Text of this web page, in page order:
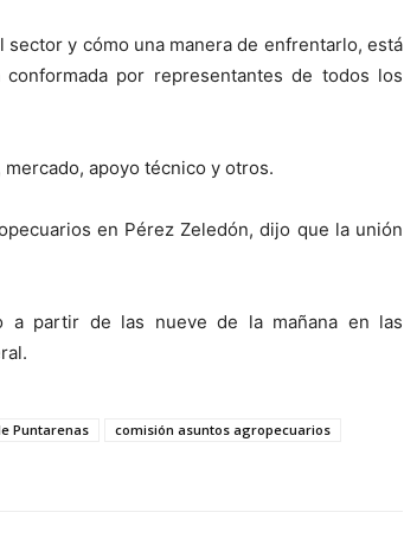
y cómo una manera de enfrentarlo, está
por representantes de todos los
apoyo técnico y otros.
en Pérez Zeledón, dijo que la unión
partir de las nueve de la mañana en las
Puntarenas
comisión asuntos agropecuarios